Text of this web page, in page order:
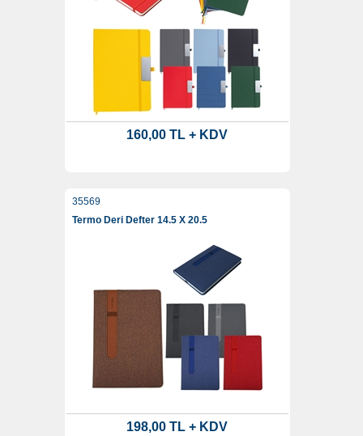
160,00 TL + KDV
35569
Termo Deri Defter 14.5 X 20.5
198,00 TL + KDV